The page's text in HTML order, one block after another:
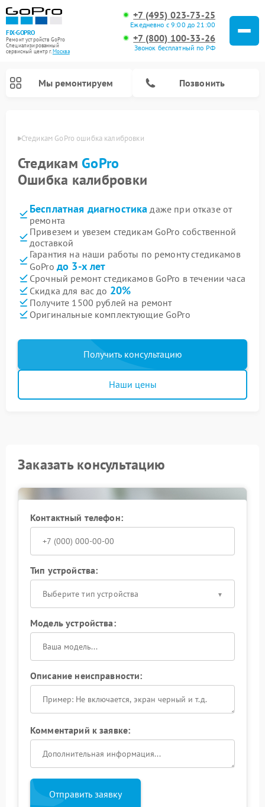
FIX-GOPRO
Ремонт устройств GoPro
Специализированный
cервисный центр г.Москва
+7 (495) 023-73-25
Ежедневно с 9:00 до 21:00
+7 (800) 100-33-26
Звонок бесплатный по РФ
Мы ремонтируем Позвонить
Стедикам GoPro ошибка калибровки
Стедикам GoPro
Ошибка калибровки
Бесплатная диагностика даже при отказе от
ремонта
Привезем и увезем стедикам GoPro собственной
доставкой
Гарантия на наши работы по ремонту стедикамов
GoPro до 3-х лет
Срочный ремонт стедикамов GoPro в течении часа
Скидка для вас до 20%
Получите 1500 рублей на ремонт
Оригинальные комплектующие GoPro
Получить консультацию
Наши цены
Заказать консультацию
Контактный телефон:
Тип устройства:
Выберите тип устройства
Модель устройства:
Описание неисправности:
Комментарий к заявке:
Отправить заявку